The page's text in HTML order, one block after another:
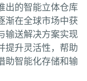
出的智能立体仓库
渐在全球市场中获
输送解决方案实现
提升灵活性，帮助
助智能化存储和输